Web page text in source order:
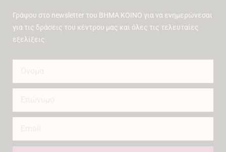
Γράψου στο newsletter του ΒΗΜΑ ΚΟΙΝΟ για να ενημερώνεσαι
για τις δράσεις του κέντρου μας και όλες τις τελευταίες
εξελίξεις.